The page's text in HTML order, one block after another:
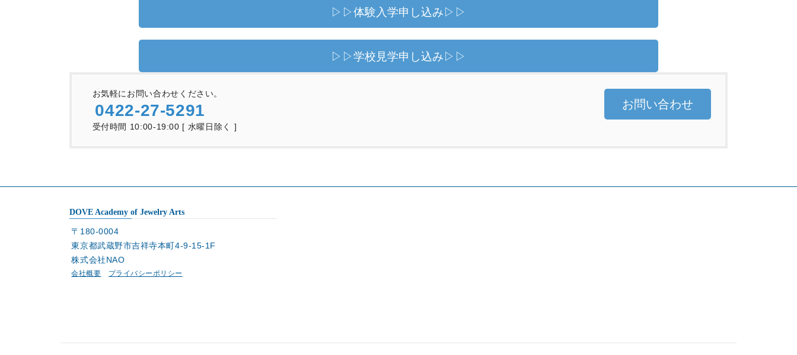
▷▷体験入学申し込み▷▷
▷▷学校見学申し込み▷▷
お気軽にお問い合わせください。
0422-27-5291
受付時間 10:00-19:00 [ 水曜日除く ]
お問い合わせ
DOVE Academy of Jewelry Arts
〒180-0004
東京都武蔵野市吉祥寺本町4-9-15-1F
株式会社NAO
会社概要 プライバシーポリシー